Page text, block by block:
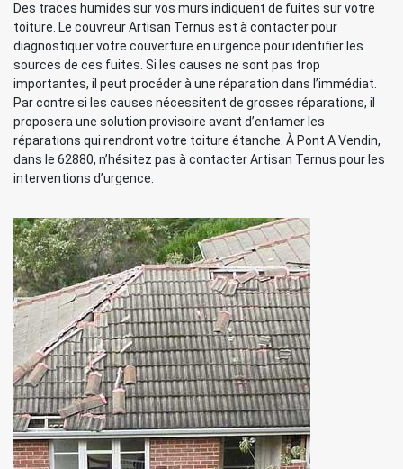
Des traces humides sur vos murs indiquent de fuites sur votre
toiture. Le couvreur Artisan Ternus est à contacter pour
diagnostiquer votre couverture en urgence pour identifier les
sources de ces fuites. Si les causes ne sont pas trop
importantes, il peut procéder à une réparation dans l’immédiat.
Par contre si les causes nécessitent de grosses réparations, il
proposera une solution provisoire avant d’entamer les
réparations qui rendront votre toiture étanche. À Pont A Vendin,
dans le 62880, n’hésitez pas à contacter Artisan Ternus pour les
interventions d’urgence.